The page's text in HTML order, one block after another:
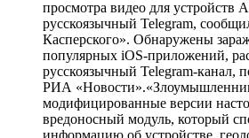
просмотра видео для устройств
русскоязычный Telegram,
Касперского». Обнаружены
популярных iOS-приложений,
русскоязычный Telegram-канал,
РИА
модифицированные версии
вредоносный модуль, который
информацию об устройстве,